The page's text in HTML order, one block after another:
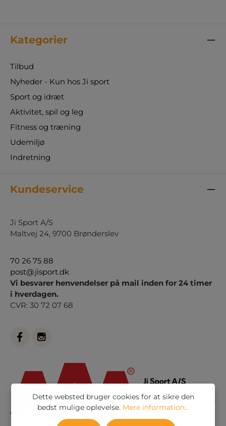
Kategorier
Tilbud
Nyheder - Kun hos Ji sport
Sport og idræt
Aktivitet, spil og leg
Fitness og træning
Udemiljø
Indretning
Kundeservice
Ji Sport A/S
Maltvej 24, 9700 Brønderslev
70 26 75 88
post@jisport.dk
Vi besvarer henvendelser på mail inden for 24 timer
i hverdagen.
CVR: 30 72 07 68
Dette websted bruger cookies for at sikre den
bedst mulige oplevelse. Mere information...